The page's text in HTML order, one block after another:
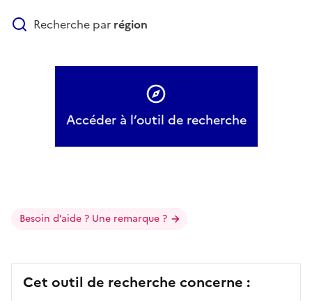
Recherche par région
Accéder à l’outil de recherche
Besoin d’aide ? Une remarque ?
Cet outil de recherche concerne :